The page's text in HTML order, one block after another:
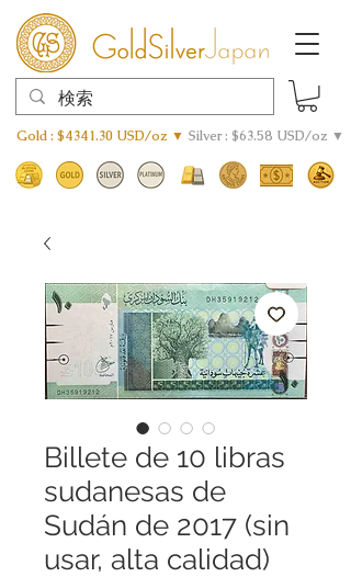
Gold : $4341.30 USD/oz ▼ Silver : $63.58 USD/oz ▼
Billete de 10 libras
sudanesas de
Sudán de 2017 (sin
usar, alta calidad)